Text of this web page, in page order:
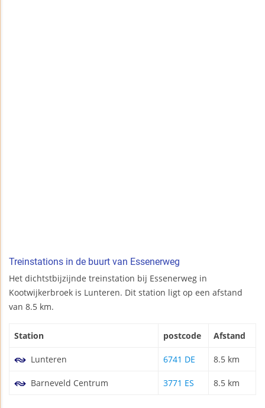
Treinstations in de buurt van Essenerweg
Het dichtstbijzijnde treinstation bij Essenerweg in
Kootwijkerbroek is Lunteren. Dit station ligt op een afstand
van 8.5 km.
Station postcode Afstand
Lunteren 6741 DE 8.5 km
Barneveld Centrum 3771 ES 8.5 km